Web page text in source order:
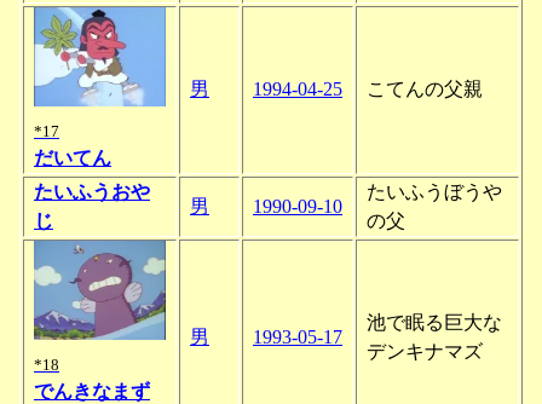
*17
だいてん
男 1994-04-25 こてんの父親
たいふうおや
じ
男 1990-09-10
たいふうぼうや
の父
*18
でんきなまず
男 1993-05-17
池で眠る巨大な
デンキナマズ